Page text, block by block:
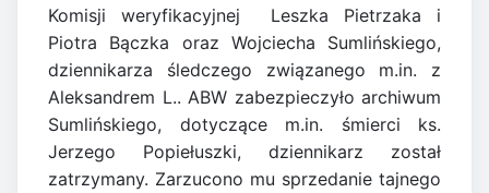
Komisji weryfikacyjnej Leszka Pietrzaka i
Piotra Bączka oraz Wojciecha Sumlińskiego,
dziennikarza śledczego związanego m.in. z
Aleksandrem L.. ABW zabezpieczyło archiwum
Sumlińskiego, dotyczące m.in. śmierci ks.
Jerzego Popiełuszki, dziennikarz został
zatrzymany. Zarzucono mu sprzedanie tajnego